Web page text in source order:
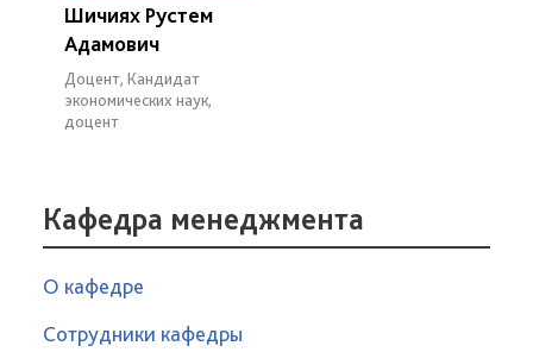
Шичиях Рустем
Адамович
Доцент, Кандидат
экономических наук,
доцент
Кафедра менеджмента
О кафедре
Сотрудники кафедры